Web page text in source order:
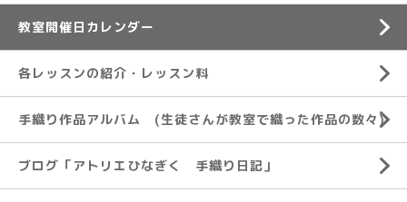
教室開催日カレンダー
各レッスンの紹介・レッスン料
手織り作品アルバム (生徒さんが教室で織った作品の数々)
ブログ「アトリエひなぎく 手織り日記」